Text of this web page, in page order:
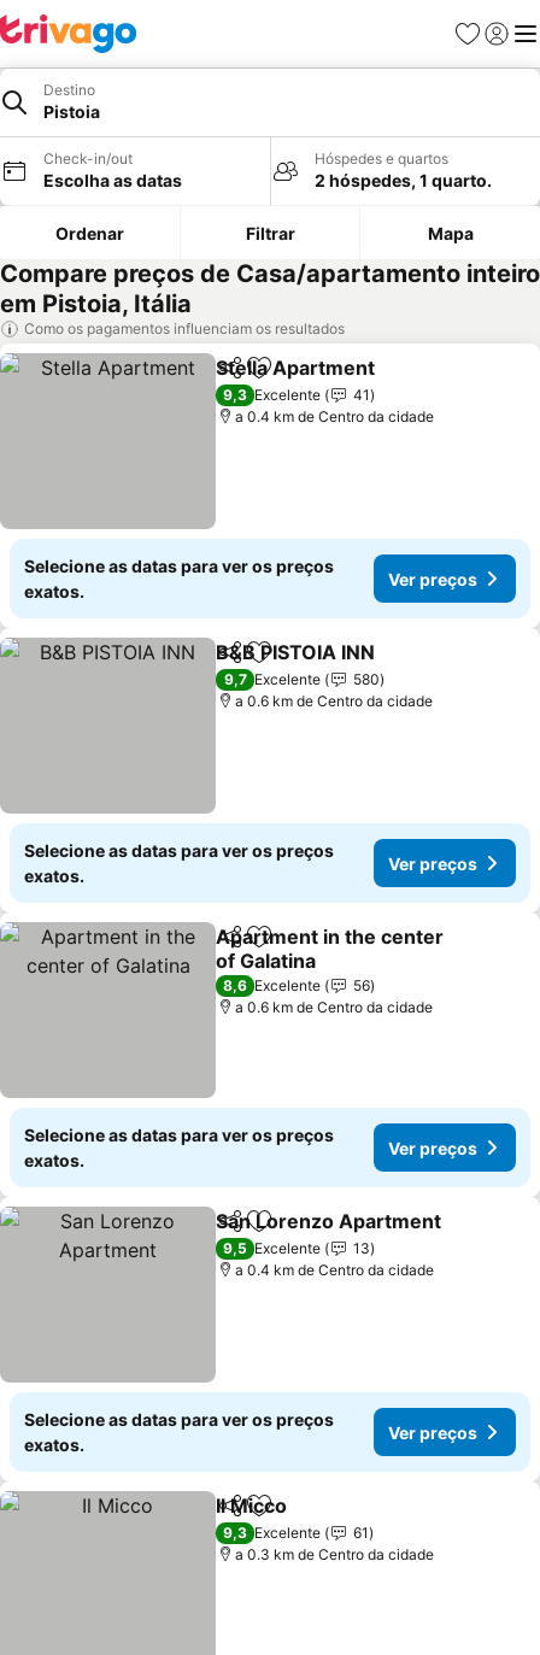
Favoritos
Iniciar
Destino
Pistoia
Check-in/out
Escolha as datas
Hóspedes e quartos
2 hóspedes, 1 quarto.
Ordenar Filtrar Mapa
Compare preços de Casa/apartamento inteiro
em Pistoia, Itália
Como os pagamentos influenciam os resultados
PartilharAdicionar aos favoritos
Stella Apartment
9,3 Excelente
41
a 0.4 km de Centro da cidade
Selecione as datas para ver os preços
exatos.
Ver preços
PartilharAdicionar aos favoritos
B&B PISTOIA INN
9,7 Excelente
580
a 0.6 km de Centro da cidade
Selecione as datas para ver os preços
exatos.
Ver preços
PartilharAdicionar aos favoritos
Apartment in the center
of Galatina
Ver preços
8,6 Excelente
56
a 0.6 km de Centro da cidade
Selecione as datas para ver os preços
exatos.
Ver preços
PartilharAdicionar aos favoritos
San Lorenzo Apartment
9,5 Excelente
13
a 0.4 km de Centro da cidade
Selecione as datas para ver os preços
exatos.
Ver preços
PartilharAdicionar aos favoritos
Il Micco
9,3 Excelente
61
a 0.3 km de Centro da cidade